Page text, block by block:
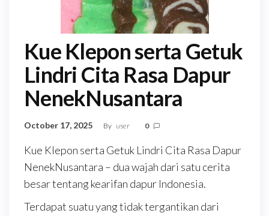
Kue Klepon serta Getuk
Lindri Cita Rasa Dapur
NenekNusantara
October 17, 2025 By user 0
Kue Klepon serta Getuk Lindri Cita Rasa Dapur
NenekNusantara – dua wajah dari satu cerita
besar tentang kearifan dapur Indonesia.
Terdapat suatu yang tidak tergantikan dari